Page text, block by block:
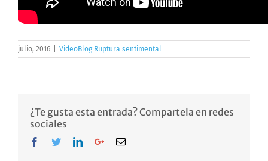
julio, 2016 VideoBlog Ruptura sentimental
¿Te gusta esta entrada? Compartela en redes
sociales
Facebook
TwitterLinkedInGoogle+Email